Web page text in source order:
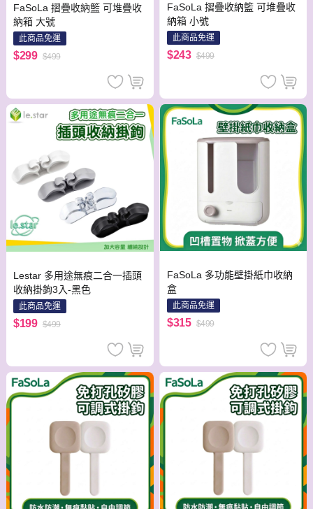
FaSoLa 摺疊收納籃 可堆疊收
納箱 大號
此商品免運
$299 $499
FaSoLa 摺疊收納籃 可堆疊收
納箱 小號
此商品免運
$243 $499
Lestar 多用途無痕二合一插頭
收納掛鉤3入-黑色
此商品免運
$199 $499
FaSoLa 多功能壁掛紙巾收納
盒
此商品免運
$315 $499